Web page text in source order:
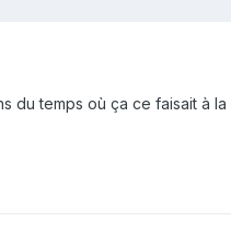
temps où ça ce faisait à la